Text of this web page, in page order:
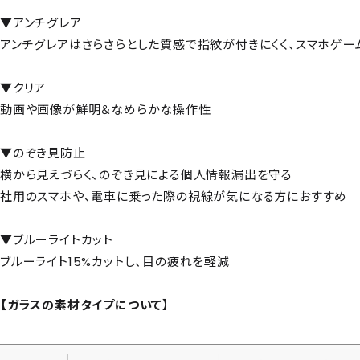
▼アンチグレア
アンチグレアはさらさらとした質感で指紋が付きにくく、スマホゲ
▼クリア
動画や画像が鮮明＆なめらかな操作性
▼のぞき見防止
横から見えづらく、のぞき見による個人情報漏出を守る
社用のスマホや、電車に乗った際の視線が気になる方におすすめ
▼ブルーライトカット
ブルーライト15%カットし、目の疲れを軽減
【ガラスの素材タイプについて】